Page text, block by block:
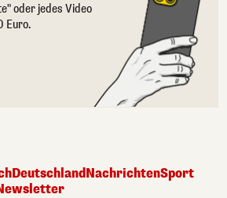
oder jedes Video
Euro.
DeutschlandNachrichtenSport